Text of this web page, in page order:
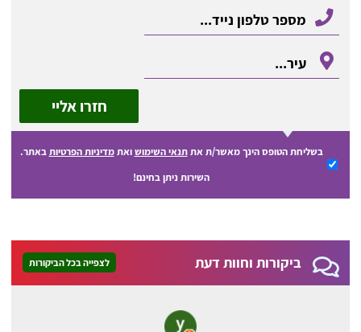
חזרו אליי
בשליחת הטופס הינך מאשר/ת אתתנאי השימושואתמדיניות הפרטיותבאתר.
השירות ניתן בחינם!
ביקורות וחוות דעת לצפייה בכל הביקורות